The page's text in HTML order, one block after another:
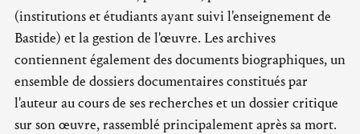
(institutions et étudiants ayant suivi l'enseignement de
Bastide) et la gestion de l'œuvre. Les archives
contiennent également des documents biographiques, un
ensemble de dossiers documentaires constitués par
l'auteur au cours de ses recherches et un dossier critique
sur son œuvre, rassemblé principalement après sa mort.